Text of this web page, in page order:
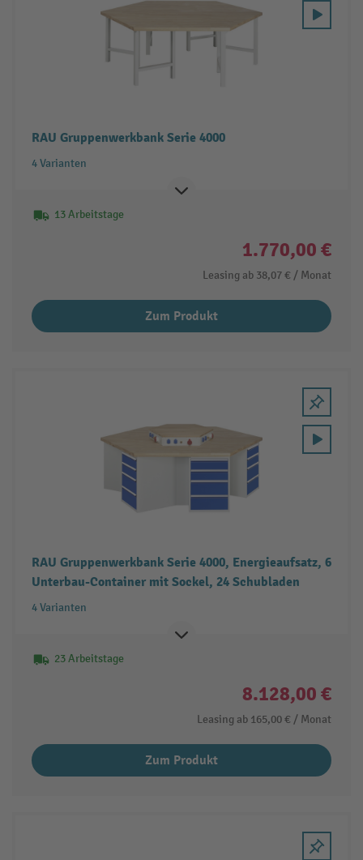
RAU Gruppenwerkbank Serie 4000
4 Varianten
13 Arbeitstage
1.770,00 €
Leasing ab 38,07 € / Monat
Zum Produkt
RAU Gruppenwerkbank Serie 4000, Energieaufsatz, 6
Unterbau-Container mit Sockel, 24 Schubladen
4 Varianten
23 Arbeitstage
8.128,00 €
Leasing ab 165,00 € / Monat
Zum Produkt